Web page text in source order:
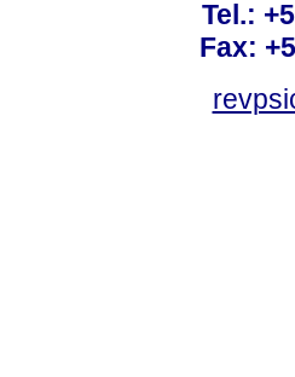
Tel.:
Fax: